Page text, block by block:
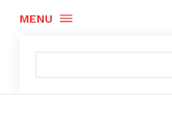
MENU